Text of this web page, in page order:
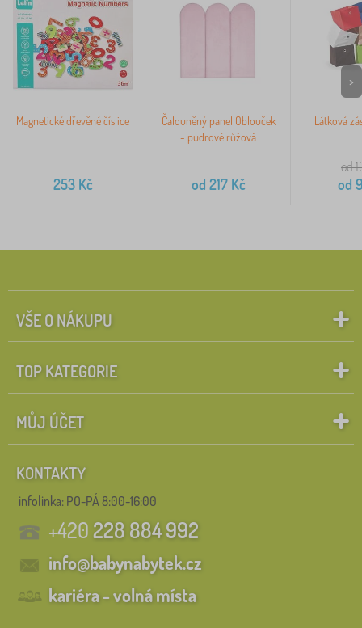
Magnetické dřevěné číslice
253Kč
Čalouněný panel Oblouček
- pudrově růžová
od 217Kč
Látková
od
od
>
VŠE O NÁKUPU
TOP KATEGORIE
MŮJ ÚČET
KONTAKTY
infolinka: PO-PÁ 8:00-16:00
+420228 884 992
info@babynabytek.cz
kariéra - volná místa